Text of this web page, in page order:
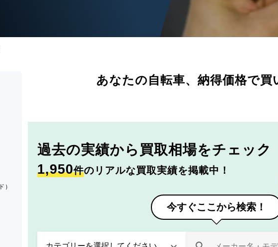
あなたの自転車、 納得価格で買
過去の実績から 買取相場をチェック
1,950件のリアルな買取実績を掲載中！
今すぐここから検索！
）